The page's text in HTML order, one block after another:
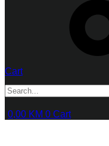
Cart
0,00 KM 0 Cart